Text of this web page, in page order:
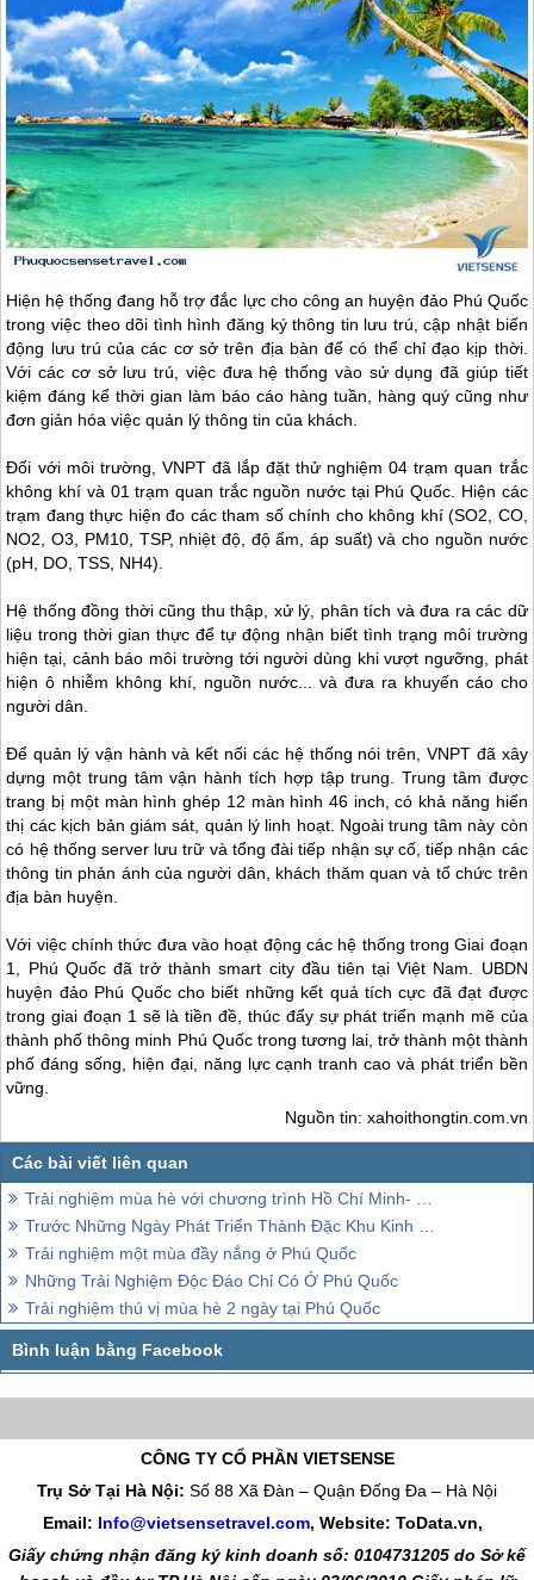
Hiện hệ thống đang hỗ trợ đắc lực cho công an huyện đảo Phú Quốc
trong việc theo dõi tình hình đăng ký thông tin lưu trú, cập nhật biến
động lưu trú của các cơ sở trên địa bàn để có thể chỉ đạo kịp thời.
Với các cơ sở lưu trú, việc đưa hệ thống vào sử dụng đã giúp tiết
kiệm đáng kể thời gian làm báo cáo hàng tuần, hàng quý cũng như
đơn giản hóa việc quản lý thông tin của khách.
Đối với môi trường, VNPT đã lắp đặt thử nghiệm 04 trạm quan trắc
không khí và 01 trạm quan trắc nguồn nước tại Phú Quốc . Hiện các
trạm đang thực hiện đo các tham số chính cho không khí (SO2, CO,
NO2, O3, PM10, TSP, nhiệt độ, độ ẩm, áp suất) và cho nguồn nước
(pH, DO, TSS, NH4).
Hệ thống đồng thời cũng thu thập, xử lý, phân tích và đưa ra các dữ
liệu trong thời gian thực để tự động nhận biết tình trạng môi trường
hiện tại, cảnh báo môi trường tới người dùng khi vượt ngưỡng, phát
hiện ô nhiễm không khí, nguồn nước... và đưa ra khuyến cáo cho
người dân.
Để quản lý vận hành và kết nối các hệ thống nói trên, VNPT đã xây
dựng một trung tâm vận hành tích hợp tập trung. Trung tâm được
trang bị một màn hình ghép 12 màn hình 46 inch, có khả năng hiển
thị các kịch bản giám sát, quản lý linh hoạt. Ngoài trung tâm này còn
có hệ thống server lưu trữ và tổng đài tiếp nhận sự cố, tiếp nhận các
thông tin phản ánh của người dân, khách thăm quan và tổ chức trên
địa bàn huyện.
Với việc chính thức đưa vào hoạt động các hệ thống trong Giai đoạn
1, Phú Quốcđã trở thành smart city đầu tiên tại Việt Nam. UBDN
huyện đảo Phú Quốccho biết những kết quả tích cực đã đạt được
trong giai đoạn 1 sẽ là tiền đề, thúc đẩy sự phát triển mạnh mẽ của
thành phố thông minh Phú Quốctrong tương lai, trở thành một thành
phố đáng sống, hiện đại, năng lực cạnh tranh cao và phát triển bền
vững.
Nguồn tin: xahoithongtin.com.vn
Trải nghiệm mùa hè với chương trình Hồ Chí Minh- Phú Quốc 3 ngày 2 đêm
Trước Những Ngày Phát Triển Thành Đặc Khu Kinh Tế
Trải nghiệm một mùa đầy nắng ở Phú Quốc
Những Trải Nghiệm Độc Đáo Chỉ Có Ở Phú Quốc
Trải nghiệm thú vị mùa hè 2 ngày tại Phú Quốc
CÔNG TY CỔ PHẦN VIETSENSE
Trụ Sở Tại Hà Nội: Số 88 Xã Đàn – Quận Đống Đa – Hà Nội
Email: Info@vietsensetravel.com, Website: ToData.vn,
Giấy chứng nhận đăng ký kinh doanh số: 0104731205 do Sở kế